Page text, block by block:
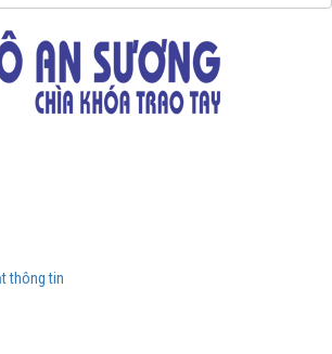
thông tin